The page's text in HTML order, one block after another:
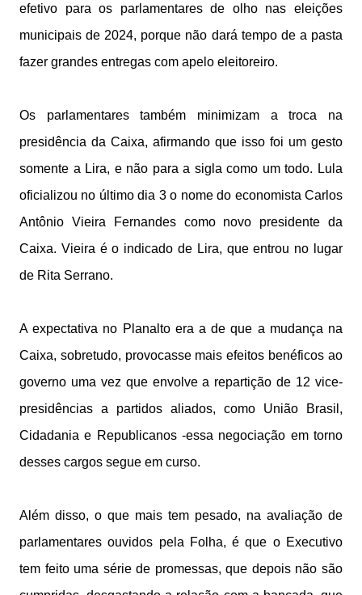
efetivo para os parlamentares de olho nas eleições
municipais de 2024, porque não dará tempo de a pasta
fazer grandes entregas com apelo eleitoreiro.
Os parlamentares também minimizam a troca na
presidência da Caixa, afirmando que isso foi um gesto
somente a Lira, e não para a sigla como um todo. Lula
oficializou no último dia 3 o nome do economista Carlos
Antônio Vieira Fernandes como novo presidente da
Caixa. Vieira é o indicado de Lira, que entrou no lugar
de Rita Serrano.
A expectativa no Planalto era a de que a mudança na
Caixa, sobretudo, provocasse mais efeitos benéficos ao
governo uma vez que envolve a repartição de 12 vice-
presidências a partidos aliados, como União Brasil,
Cidadania e Republicanos -essa negociação em torno
desses cargos segue em curso.
Além disso, o que mais tem pesado, na avaliação de
parlamentares ouvidos pela Folha, é que o Executivo
tem feito uma série de promessas, que depois não são